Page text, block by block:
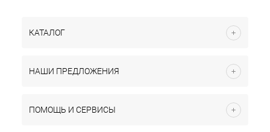
КАТАЛОГ
НАШИ ПРЕДЛОЖЕНИЯ
ПОМОЩЬ И СЕРВИСЫ